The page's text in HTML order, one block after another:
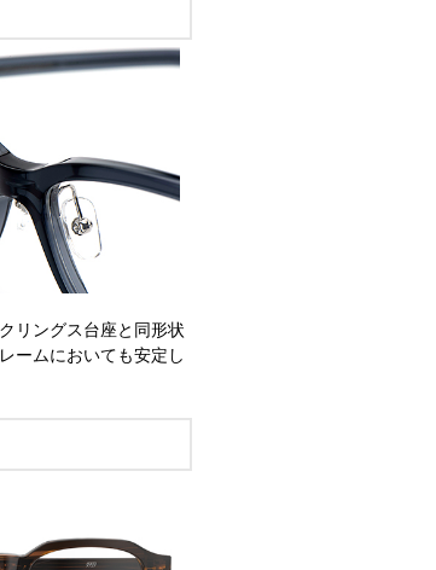
リングス台座と同形状
ームにおいても安定し